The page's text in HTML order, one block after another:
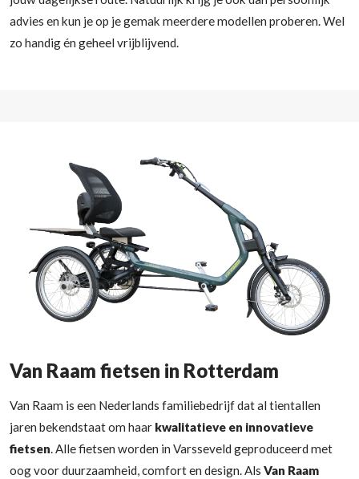
advies en kun je op je gemak meerdere modellen proberen. Wel
zo handig én geheel vrijblijvend.
Van Raam fietsen in Rotterdam
Van Raam is een Nederlands familiebedrijf dat al tientallen
jaren bekendstaat om haar kwalitatieve en innovatieve
fietsen. Alle fietsen worden in Varsseveld geproduceerd met
oog voor duurzaamheid, comfort en design. Als Van Raam